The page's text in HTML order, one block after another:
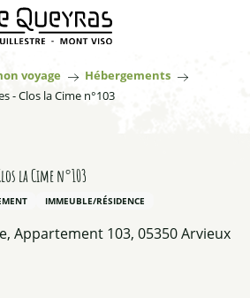
voyage
Hébergements
- Clos la Cime n°103
la Cime n°103
IMMEUBLE/RÉSIDENCE
Appartement 103, 05350 Arvieux
favoris